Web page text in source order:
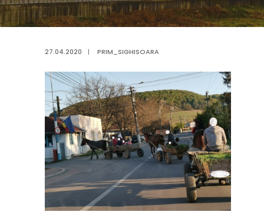
27.04.2020 | PRIM_SIGHISOARA